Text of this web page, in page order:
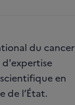
du cancer
d'expertise
en
de l’État.